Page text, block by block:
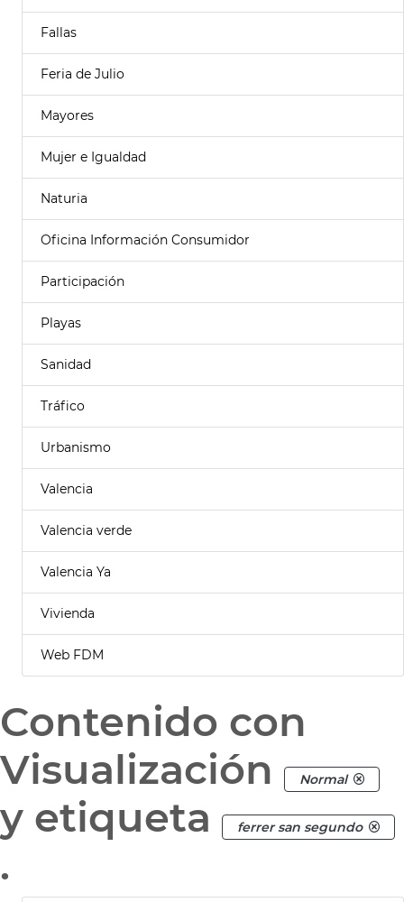
Fallas
Feria de Julio
Mayores
Mujer e Igualdad
Naturia
Oficina Información Consumidor
Participación
Playas
Sanidad
Tráfico
Urbanismo
Valencia
Valencia verde
Valencia Ya
Vivienda
Web FDM
Contenido con
Visualización
Normal
y etiqueta ferrer san segundo
.